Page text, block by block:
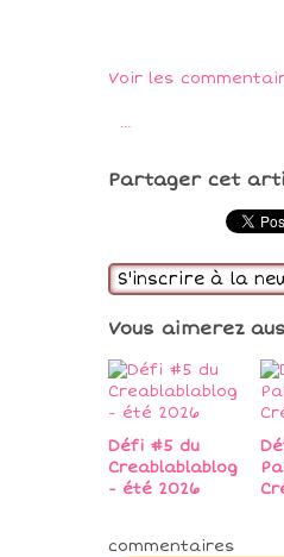
Voir les
…
Partager cet
S'inscrire à la
Vous aimerez
Défi #5 du
Creablablablog
- été 2026
commentaires